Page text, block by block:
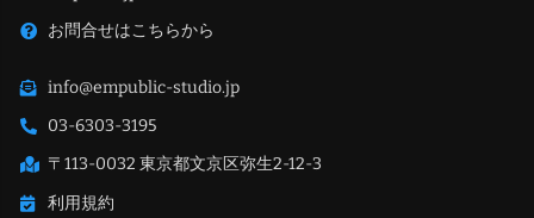
お問合せはこちらから
info@empublic-studio.jp
03-6303-3195
〒113-0032 東京都文京区弥生2-12-3
利用規約